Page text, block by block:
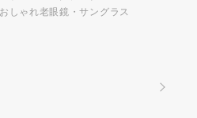
しゃれ老眼鏡・サングラス